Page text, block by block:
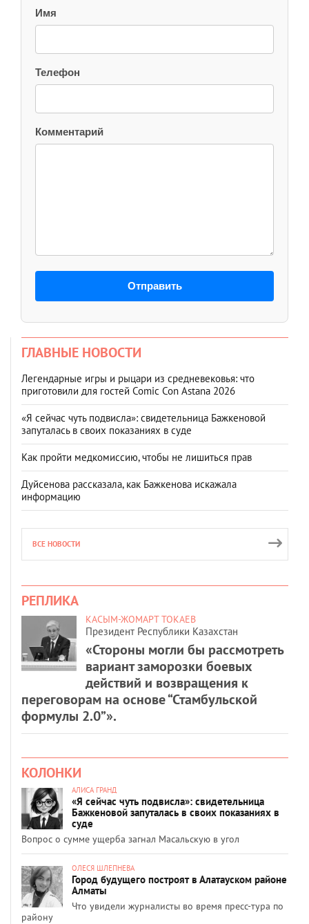
Имя
Телефон
Комментарий
Отправить
ГЛАВНЫЕ НОВОСТИ
Легендарные игры и рыцари из средневековья: что
приготовили для гостей Comic Con Astana 2026
«Я сейчас чуть подвисла»: свидетельница Бажкеновой
запуталась в своих показаниях в суде
Как пройти медкомиссию, чтобы не лишиться прав
Дуйсенова рассказала, как Бажкенова искажала
информацию
ВСЕ НОВОСТИ
РЕПЛИКА
КАСЫМ-ЖОМАРТ ТОКАЕВ
Президент Республики Казахстан
«Стороны могли бы рассмотреть
вариант заморозки боевых
действий и возвращения к
переговорам на основе “Стамбульской
формулы 2.0”».
КОЛОНКИ
АЛИСА ГРАНД
«Я сейчас чуть подвисла»: свидетельница
Бажкеновой запуталась в своих показаниях в
суде
Вопрос о сумме ущерба загнал Масальскую в угол
ОЛЕСЯ ШЛЕПНЕВА
Город будущего построят в Алатауском районе
Алматы
Что увидели журналисты во время пресс-тура по
району